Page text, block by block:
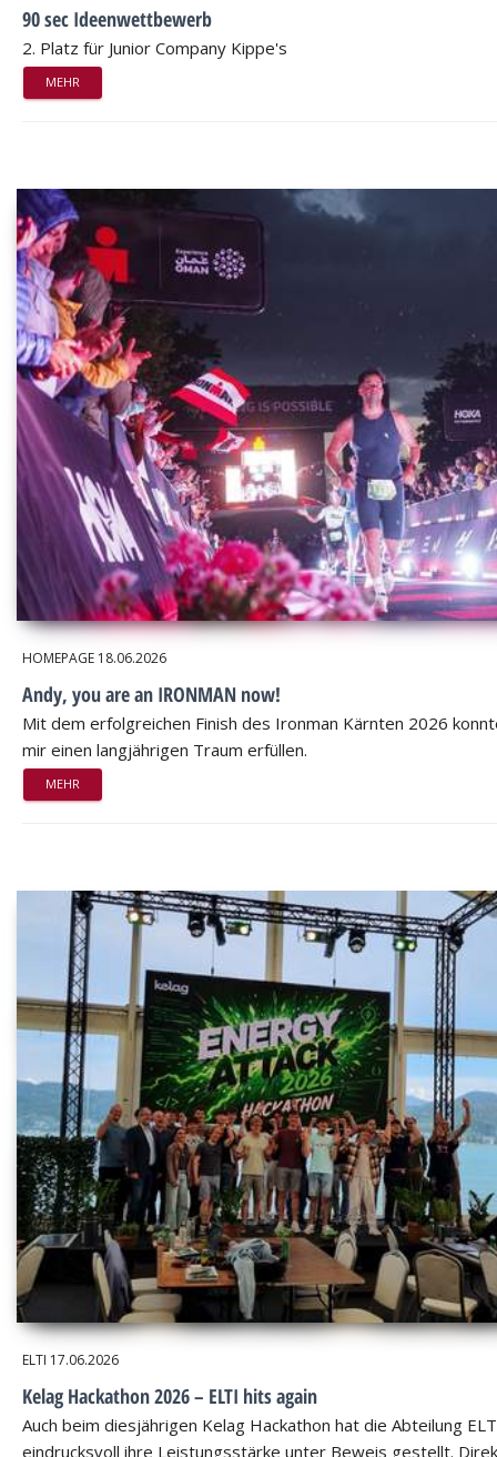
90 sec Ideenwettbewerb
2. Platz für Junior Company Kippe's
MEHR
HOMEPAGE 18.06.2026
Andy, you are an IRONMAN now!
Mit dem erfolgreichen Finish des Ironman Kärnten 2026
mir einen langjährigen Traum erfüllen.
MEHR
ELTI 17.06.2026
Kelag Hackathon 2026 – ELTI hits again
Auch beim diesjährigen Kelag Hackathon hat die Abteilung
eindrucksvoll ihre Leistungsstärke unter Beweis gestellt.